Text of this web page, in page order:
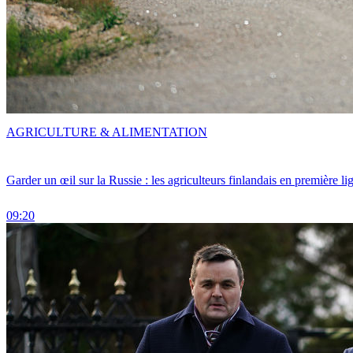
Garder un œil sur la Russie : les agriculteurs finlandais en première
09:20
AGRICULTURE & ALIMENTATION